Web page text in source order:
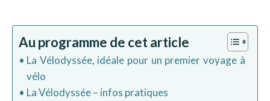
Au programme de cet article
La Vélodyssée, idéale pour un premier voyage à
vélo
La Vélodyssée – infos pratiques